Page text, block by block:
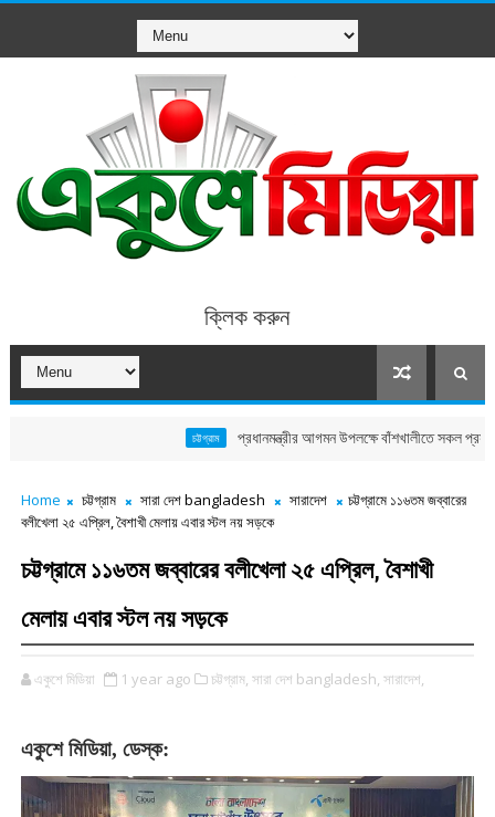
ক্লিক করুন
প্রধানমন্ত্রীর আগমন উপলক্ষে বাঁশখালীতে সকল প্রস্তুতি
Home চট্টগ্রাম সারা দেশ bangladesh সারাদেশ
চট্টগ্রামে ১১৬তম জব্বারের
বলীখেলা ২৫ এপ্রিল, বৈশাখী মেলায় এবার স্টল নয় সড়কে
চট্টগ্রামে ১১৬তম জব্বারের বলীখেলা ২৫ এপ্রিল, বৈশাখী
মেলায় এবার স্টল নয় সড়কে
একুশে মিডিয়া 1 year ago চট্টগ্রাম, সারা দেশ bangladesh, সারাদেশ,
একুশে মিডিয়া, ডেস্ক: